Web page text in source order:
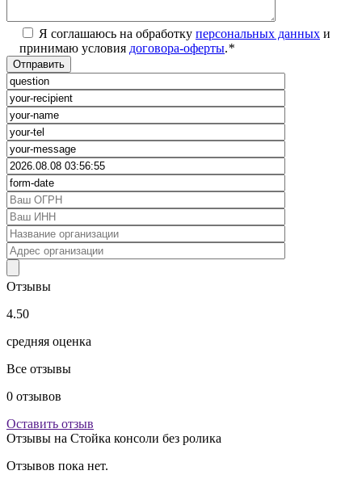
Я соглашаюсь на обработку персональных данных и
принимаю условия договора-оферты.*
Отзывы
4.50
средняя оценка
Все отзывы
0 отзывов
Оставить отзыв
Отзывы на Стойка консоли без ролика
Отзывов пока нет.